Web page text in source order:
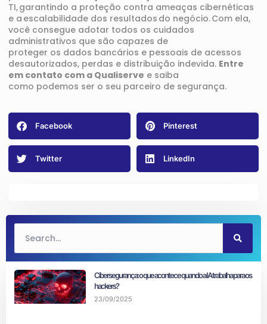
TI, garantindo a proteção contra ameaças cibernéticas
e a escalabilidade dos resultados do negócio.Com ela,
você consegue adotar todos os cuidados
administrativos que são capazes de
proteger os dados bancários e pessoais de acessos
desautorizados, perdas e distribuição indevida. Entre
em contato com a Qualiserve e saiba
como podemos ser o seu parceiro de segurança.
Facebook Pinterest
Twitter LinkedIn
Cibersegurança: o que acontece quando a IA trabalha para os
hackers?
23/09/2025